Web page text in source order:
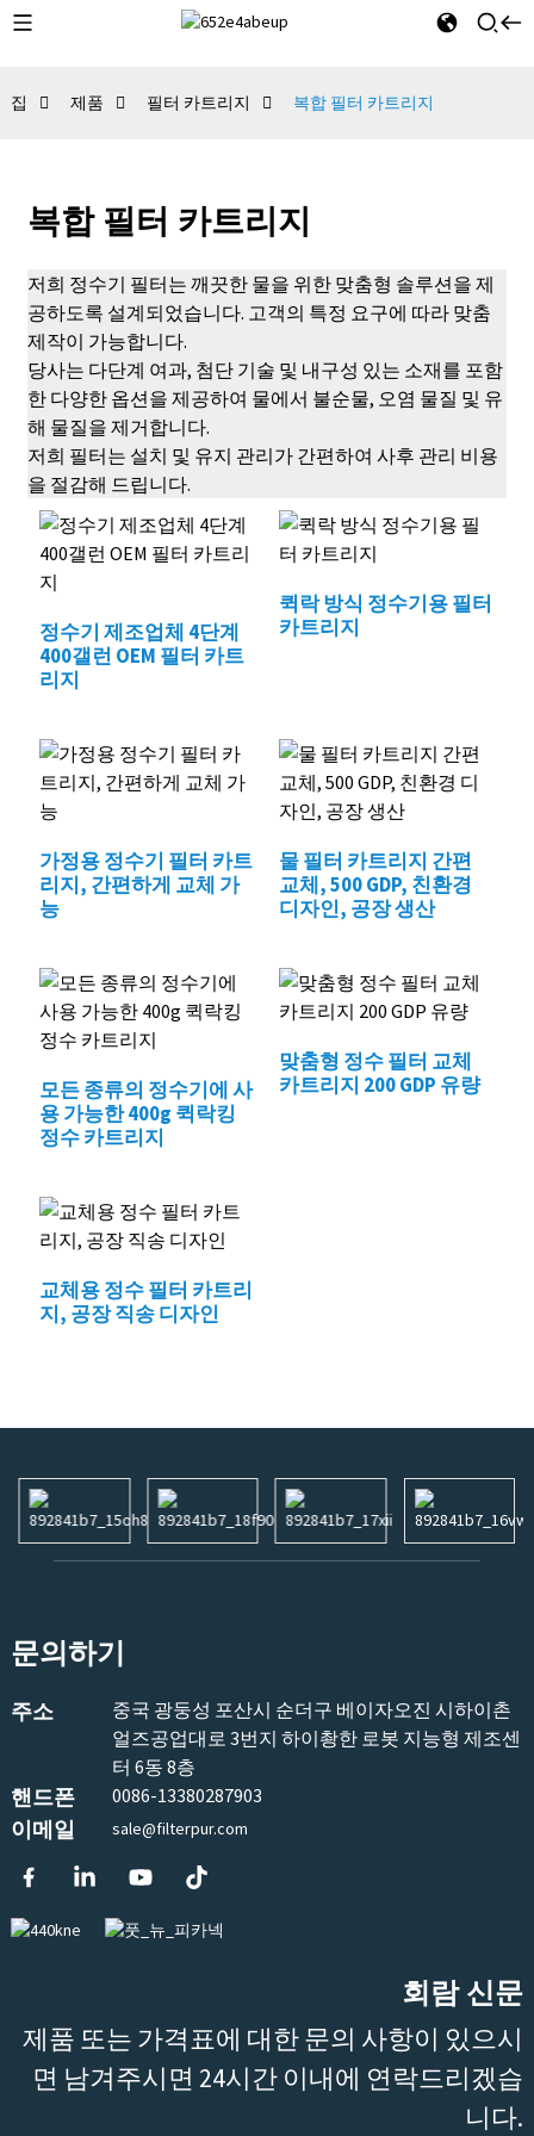
집 제품 필터 카트리지 복합 필터 카트리지
복합 필터 카트리지
저희 정수기 필터는 깨끗한 물을 위한 맞춤형 솔루션을 제
공하도록 설계되었습니다. 고객의 특정 요구에 따라 맞춤
제작이 가능합니다.
당사는 다단계 여과, 첨단 기술 및 내구성 있는 소재를 포함
한 다양한 옵션을 제공하여 물에서 불순물, 오염 물질 및 유
해 물질을 제거합니다.
저희 필터는 설치 및 유지 관리가 간편하여 사후 관리 비용
을 절감해 드립니다.
정수기 제조업체 4단계
400갤런 OEM 필터 카트
리지
퀵락 방식 정수기용 필터
카트리지
가정용 정수기 필터 카트
리지, 간편하게 교체 가
능
물 필터 카트리지 간편
교체, 500 GDP, 친환경
디자인, 공장 생산
모든 종류의 정수기에 사
용 가능한 400g 퀵락킹
정수 카트리지
맞춤형 정수 필터 교체
카트리지 200 GDP 유량
교체용 정수 필터 카트리
지, 공장 직송 디자인
문의하기
주소
중국 광둥성 포산시 순더구 베이자오진 시하이촌
얼즈공업대로 3번지 하이촹한 로봇 지능형 제조센
터 6동 8층
핸드폰 0086-13380287903
이메일 sale@filterpur.com
회람 신문
제품 또는 가격표에 대한 문의 사항이 있으시
면 남겨주시면 24시간 이내에 연락드리겠습
니다.